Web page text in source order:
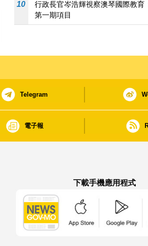
10
行政長官岑浩輝視察澳琴國際教育
第一期項目
Telegram
電子報
下載手機應用程式